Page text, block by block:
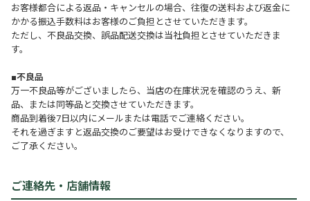
お客様都合による返品・キャンセルの場合、往復の送料および返金に
かかる振込手数料はお客様のご負担とさせていただきます。
ただし、不良品交換、誤品配送交換は当社負担とさせていただきま
す。
■不良品
万一不良品等がございましたら、当店の在庫状況を確認のうえ、新
品、または同等品と交換させていただきます。
商品到着後7日以内にメールまたは電話でご連絡ください。
それを過ぎますと返品交換のご要望はお受けできなくなりますので、
ご了承ください。
ご連絡先・店舗情報